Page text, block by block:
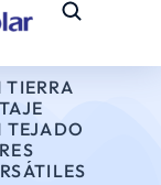
TIERRA
TEJADO